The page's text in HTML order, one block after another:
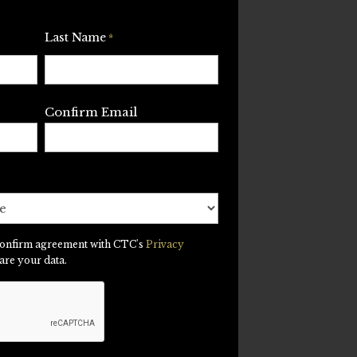
Last Name *
Confirm Email
agreement with CTC'sPrivacy
your data.